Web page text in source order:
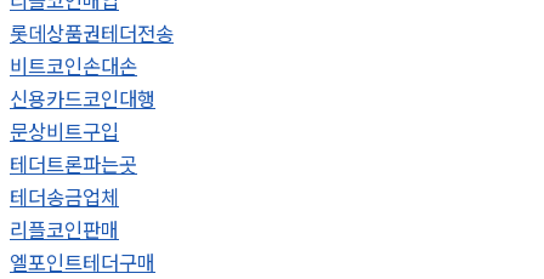
롯데상품권테더전송
비트코인손대손
신용카드코인대행
문상비트구입
테더트론파는곳
테더송금업체
리플코인판매
엘포인트테더구매